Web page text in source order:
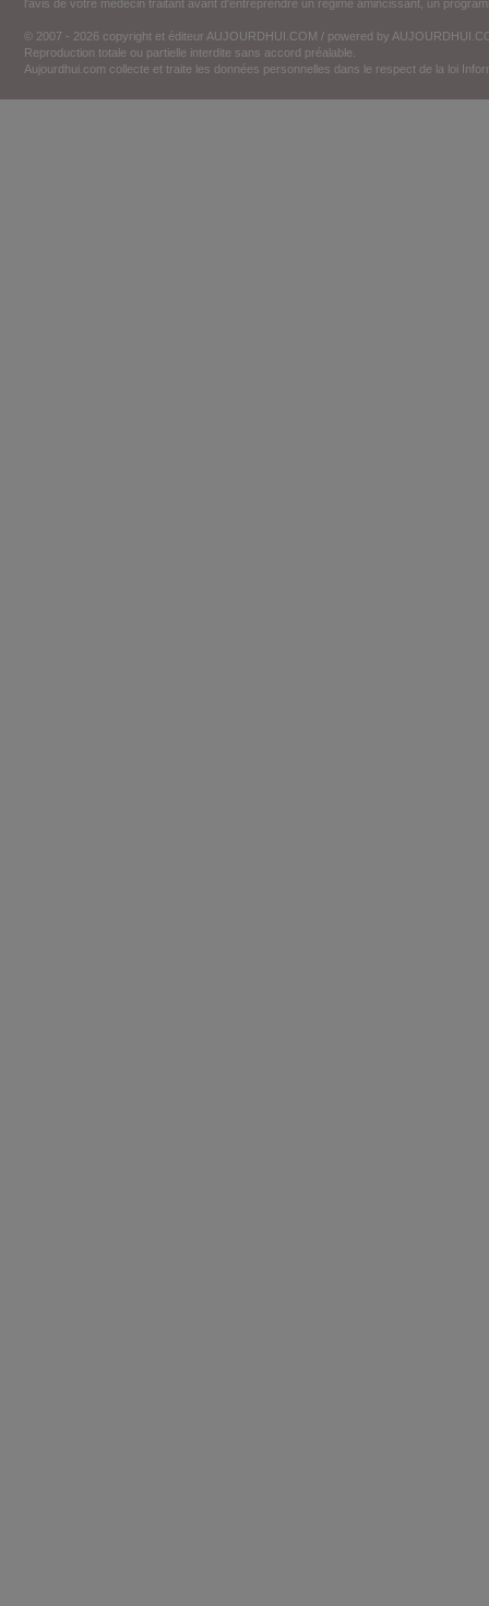
l'avis de votre médecin traitant avant d'entreprendre un régime amincissant, un
© 2007 - 2026 copyright et éditeur AUJOURDHUI.COM / powered by
Reproduction totale ou partielle interdite sans accord préalable.
Aujourdhui.com collecte et traite les données personnelles dans le respect de la loi